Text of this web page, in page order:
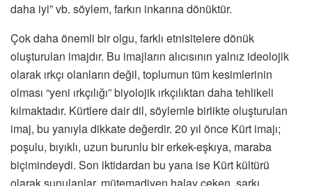
daha iyi” vb. söylem, farkın inkarına dönüktür.
Çok daha önemli bir olgu, farklı etnisitelere dönük
oluşturulan imajdır. Bu imajların alıcısının yalnız ideolojik
olarak ırkçı olanların değil, toplumun tüm kesimlerinin
olması “yeni ırkçılığı” biyolojik ırkçılıktan daha tehlikeli
kılmaktadır. Kürtlere dair dil, söylemle birlikte oluşturulan
imaj, bu yanıyla dikkate değerdir. 20 yıl önce Kürt imajı;
poşulu, bıyıklı, uzun burunlu bir erkek-eşkıya, maraba
biçimindeydi. Son iktidardan bu yana ise Kürt kültürü